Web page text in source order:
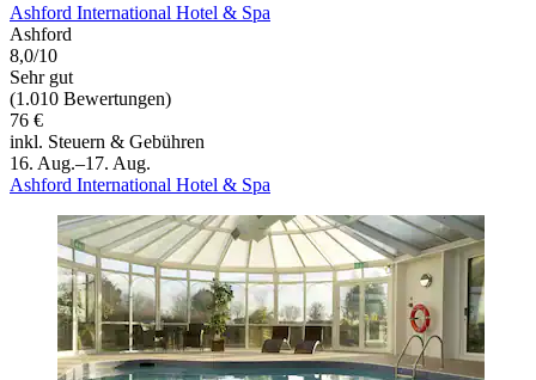
Ashford International Hotel & Spa
Ashford
8,0/10
Sehr gut
(1.010 Bewertungen)
76 €
inkl. Steuern & Gebühren
16. Aug.–17. Aug.
Ashford International Hotel & Spa